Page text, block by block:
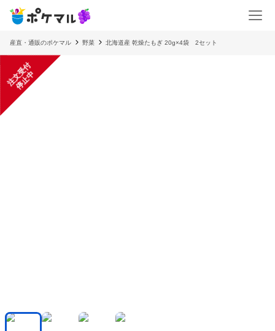
産直・通販のポケマル 野菜 北海道産 乾燥たもぎ 20g×4袋 2セット
注
文
受
付
停
止
中